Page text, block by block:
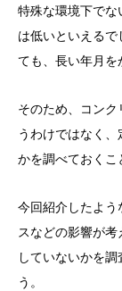
特殊な環境下で
は低いといえるで
ても、長い年月を
そのため、コン
うわけではなく
かを調べておくこ
今回紹介したよ
スなどの影響が
していないかを
う。